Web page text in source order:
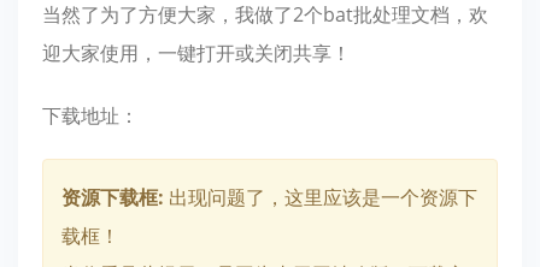
当然了为了方便大家，我做了2个bat批处理文档，欢
迎大家使用，一键打开或关闭共享！
下载地址：
资源下载框: 出现问题了，这里应该是一个资源下
载框！